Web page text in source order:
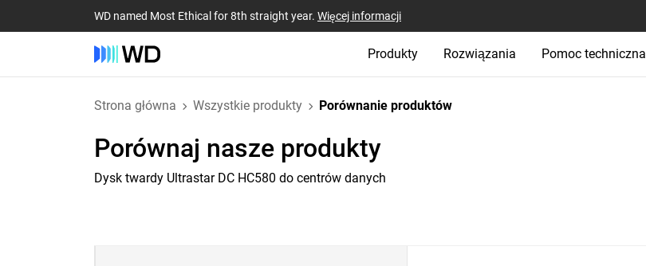
WD named Most Ethical for 8th straight year. Więcej informacji
Produkty Rozwiązania Pomoc techniczna
Strona główna Wszystkie produkty Porównanie produktów
Porównaj nasze produkty
Dysk twardy Ultrastar DC HC580 do centrów danych